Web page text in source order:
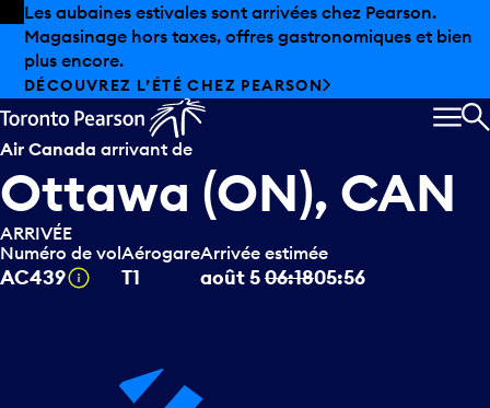
Skip to offers
Passer au contenu principal
Les aubaines estivales sont arrivées chez Pearson.
Magasinage hors taxes, offres gastronomiques et bien
plus encore.
DÉCOUVREZ L’ÉTÉ CHEZ PEARSON
Air Canada arrivant de
Ottawa (ON), CAN
ARRIVÉE
Numéro de vol
AC439 Infobulle
Aérogare
T1
Arrivée estimée
août 506:1805:56